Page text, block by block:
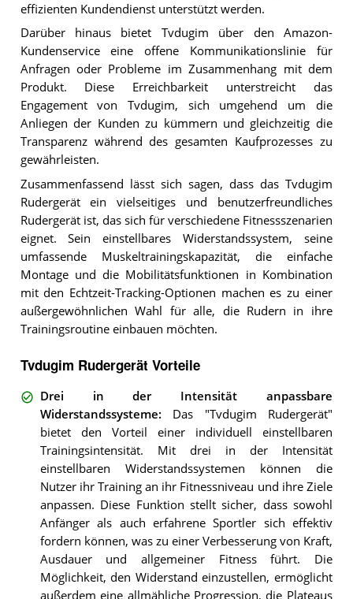
effizienten Kundendienst unterstützt werden.
Darüber hinaus bietet Tvdugim über den Amazon-
Kundenservice eine offene Kommunikationslinie für
Anfragen oder Probleme im Zusammenhang mit dem
Produkt. Diese Erreichbarkeit unterstreicht das
Engagement von Tvdugim, sich umgehend um die
Anliegen der Kunden zu kümmern und gleichzeitig die
Transparenz während des gesamten Kaufprozesses zu
gewährleisten.
Zusammenfassend lässt sich sagen, dass das Tvdugim
Rudergerät ein vielseitiges und benutzerfreundliches
Rudergerät ist, das sich für verschiedene Fitnessszenarien
eignet. Sein einstellbares Widerstandssystem, seine
umfassende Muskeltrainingskapazität, die einfache
Montage und die Mobilitätsfunktionen in Kombination
mit den Echtzeit-Tracking-Optionen machen es zu einer
außergewöhnlichen Wahl für alle, die Rudern in ihre
Trainingsroutine einbauen möchten.
Tvdugim Rudergerät Vorteile
Drei in der Intensität anpassbare
Widerstandssysteme: Das "Tvdugim Rudergerät"
bietet den Vorteil einer individuell einstellbaren
Trainingsintensität. Mit drei in der Intensität
einstellbaren Widerstandssystemen können die
Nutzer ihr Training an ihr Fitnessniveau und ihre Ziele
anpassen. Diese Funktion stellt sicher, dass sowohl
Anfänger als auch erfahrene Sportler sich effektiv
fordern können, was zu einer Verbesserung von Kraft,
Ausdauer und allgemeiner Fitness führt. Die
Möglichkeit, den Widerstand einzustellen, ermöglicht
außerdem eine allmähliche Progression, die Plateaus